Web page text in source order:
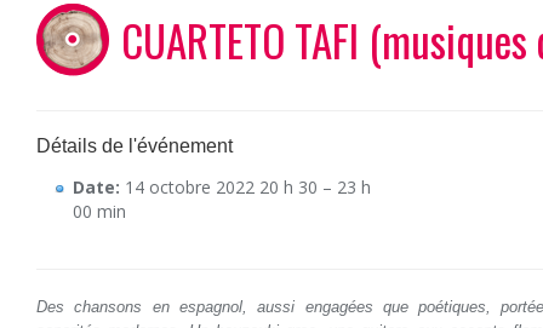
CUARTETO TAFI
Détails de l'événement
Date: 14 octobre 2022 20 h 30 – 23 h
00 min
Des chansons en espagnol, aussi engagées que poétiques,